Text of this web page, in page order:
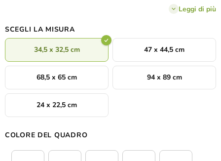
Leggi di più
SCEGLI LA MISURA
34,5 x 32,5 cm 47 x 44,5 cm
68,5 x 65 cm 94 x 89 cm
24 x 22,5 cm
COLORE DEL QUADRO